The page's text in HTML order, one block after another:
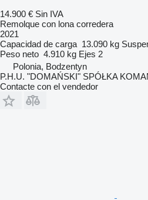
14.900 € Sin IVA
Remolque con lona corredera
2021
Capacidad de carga 13.090 kg
Peso neto 4.910 kg Ejes 2
Polonia, Bodzentyn
P.H.U. "DOMAŃSKI" SPÓŁKA
Contacte con el vendedor